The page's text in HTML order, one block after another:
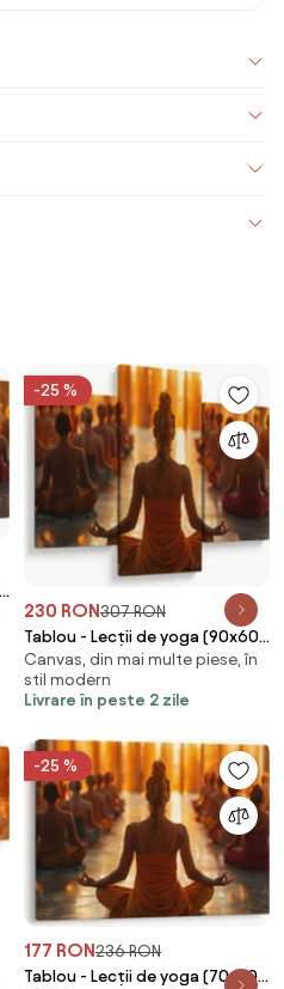
-25 %
230 RON307 RON
Tablou - Lecții de yoga (90x60
cm)
Canvas, din mai multe piese, în
stil modern
Livrare în peste 2 zile
-25 %
177 RON 236 RON
Tablou - Lecții de yoga (70x50